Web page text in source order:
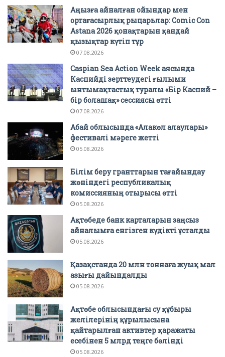
Аңызға айналған ойындар мен
ортағасырлық рыцарьлар: Comic Con
Astana 2026 қонақтарын қандай
қызықтар күтіп тұр
07.08.2026
Caspian Sea Action Week аясында
Каспийді зерттеудегі ғылыми
ынтымақтастық туралы «Бір Каспий –
бір болашақ» сессиясы өтті
07.08.2026
Абай облысында «Алакөл алаулары»
фестивалі мәреге жетті
05.08.2026
Білім беру гранттарын тағайындау
жөніндегі республикалық
комиссияның отырысы өтті
05.08.2026
Ақтөбеде банк карталарын заңсыз
айналымға енгізген күдікті ұсталды
05.08.2026
Қазақстанда 20 млн тоннаға жуық мал
азығы дайындалды
05.08.2026
Ақтөбе облысындағы су құбыры
желілерінің құрылысына
қайтарылған активтер қаражаты
есебінен 5 млрд теңге бөлінді
05.08.2026